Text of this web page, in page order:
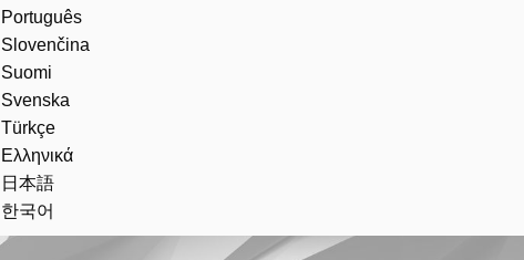
Português
Slovenčina
Suomi
Svenska
Türkçe
Ελληνικά
日本語
한국어